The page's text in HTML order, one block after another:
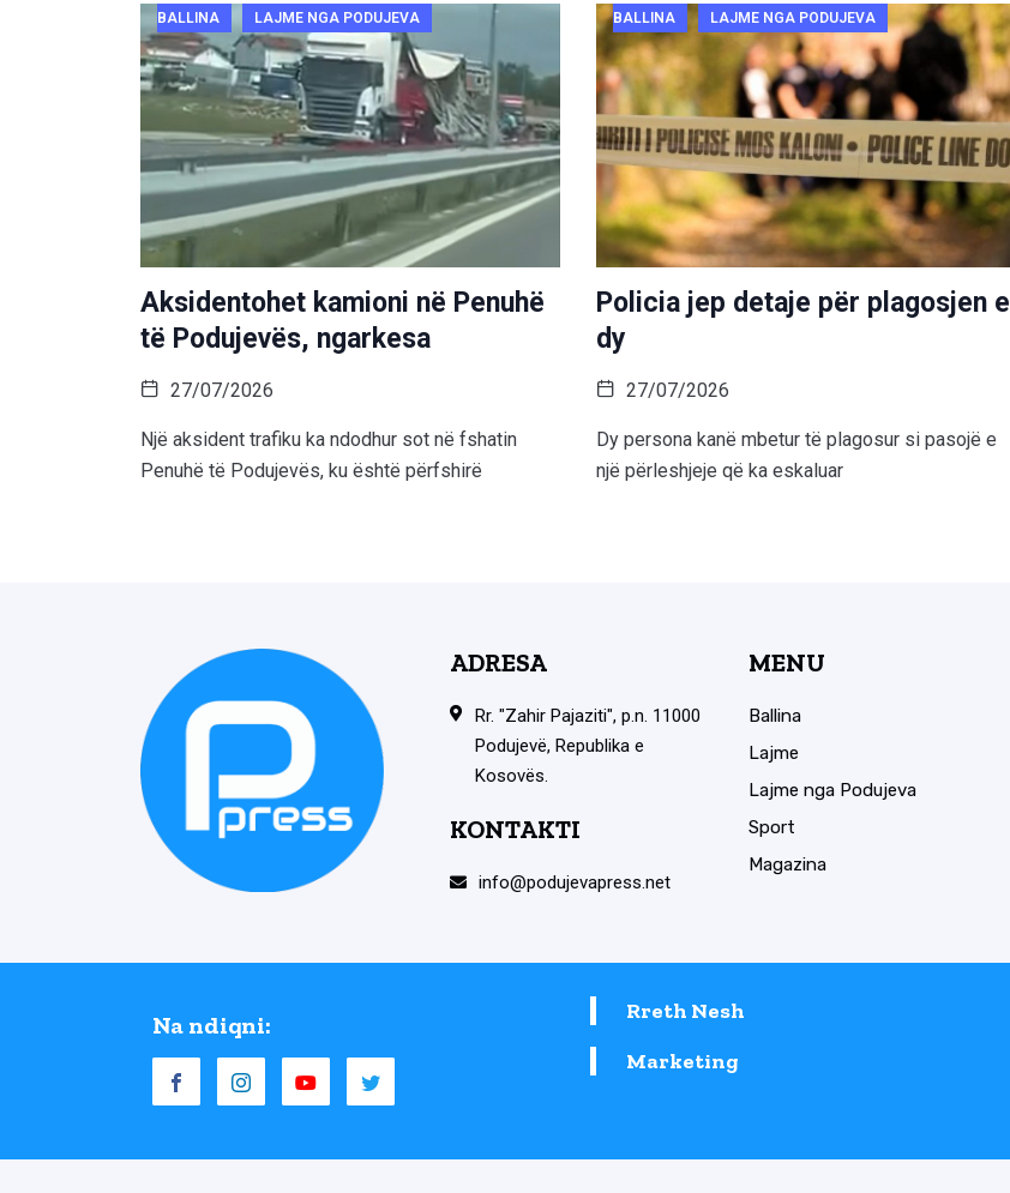
BALLINA LAJME NGA PODUJEVA
Aksidentohet kamioni në Penuhë
të Podujevës, ngarkesa
27/07/2026
Një aksident trafiku ka ndodhur sot në fshatin
Penuhë të Podujevës, ku është përfshirë
BALLINA LAJME NGA PODUJEVA
Policia jep detaje për plagosjen e
dy
27/07/2026
Dy persona kanë mbetur të plagosur si pasojë e
një përleshjeje që ka eskaluar
ADRESA
Rr. "Zahir Pajaziti", p.n. 11000
Podujevë, Republika e
Kosovës.
KONTAKTI
info@podujevapress.net
MENU
Ballina
Lajme
Lajme nga Podujeva
Sport
Magazina
Na ndiqni:
Rreth Nesh
Marketing